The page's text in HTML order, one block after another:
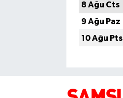
8 Ağu Cts
9 Ağu Paz
10 Ağu Pts